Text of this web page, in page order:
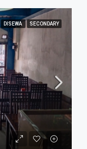
DISEWA SECONDARY